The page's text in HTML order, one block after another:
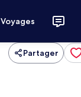
Voyages
Partager